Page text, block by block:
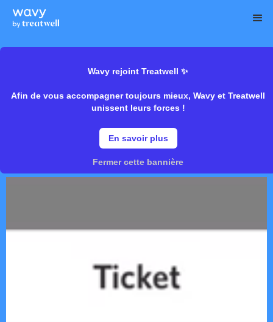
Wavy rejoint Treatwell ✨
Afin de vous accompagner toujours mieux, Wavy et Treatwell
unissent leurs forces !
En savoir plus
Fermer cette bannière
Augmentez votre CA et fidélisez de
Commencer maintenant